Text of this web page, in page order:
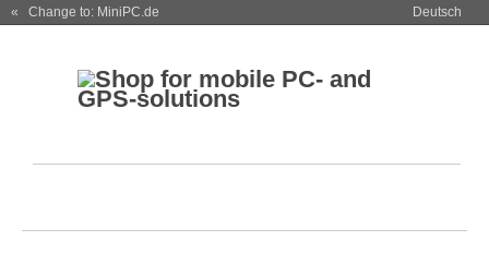
« Change to: MiniPC.de Deutsch